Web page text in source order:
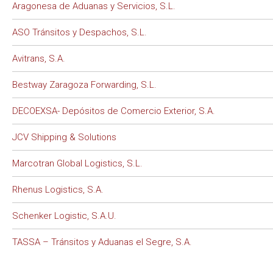
Aragonesa de Aduanas y Servicios, S.L.
ASO Tránsitos y Despachos, S.L.
Avitrans, S.A.
Bestway Zaragoza Forwarding, S.L.
DECOEXSA- Depósitos de Comercio Exterior, S.A.
JCV Shipping & Solutions
Marcotran Global Logistics, S.L.
Rhenus Logistics, S.A.
Schenker Logistic, S.A.U.
TASSA – Tránsitos y Aduanas el Segre, S.A.